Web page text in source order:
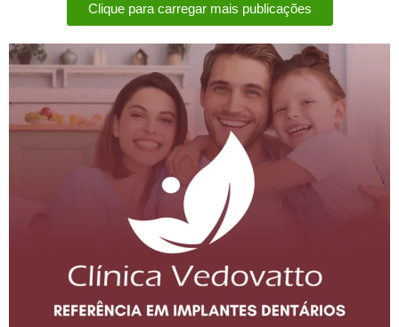
Clique para carregar mais publicações